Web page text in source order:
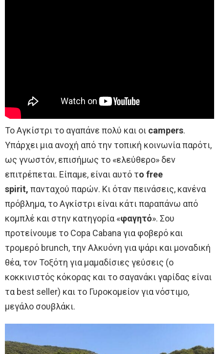
Το Αγκίστρι το αγαπάνε πολύ και οι campers.
Υπάρχει μια ανοχή από την τοπική κοινωνία παρότι,
ως γνωστόν, επισήμως το «ελεύθερο» δεν
επιτρέπεται. Είπαμε, είναι αυτό το free
spirit, πανταχού παρών. Κι όταν πεινάσεις, κανένα
πρόβλημα, το Αγκίστρι είναι κάτι παραπάνω από
κομπλέ και στην κατηγορία «φαγητό». Σου
προτείνουμε το Copa Cabana για φοβερό και
τρομερό brunch, την Αλκυόνη για ψάρι και μοναδική
θέα, τον Τοξότη για μαμαδίσιες γεύσεις (ο
κοκκινιστός κόκορας και το σαγανάκι γαρίδας είναι
τα best seller) και το Γυροκομείον για νόστιμο,
μεγάλο σουβλάκι.